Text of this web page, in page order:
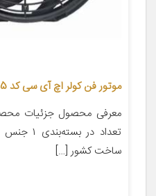
موتور فن کولر اچ آی سی کد 4915 مناسب برای پراید
معرفی محصول جزئیات
ساخت کشور […]